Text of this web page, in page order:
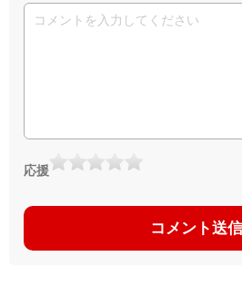
応援
コメント送信